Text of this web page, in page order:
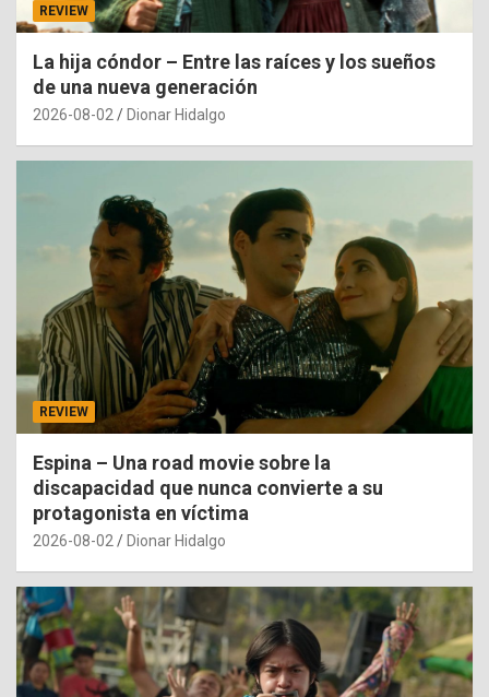
REVIEW
La hija cóndor – Entre las raíces y los sueños
de una nueva generación
2026-08-02 Dionar Hidalgo
REVIEW
Espina – Una road movie sobre la
discapacidad que nunca convierte a su
protagonista en víctima
2026-08-02 Dionar Hidalgo